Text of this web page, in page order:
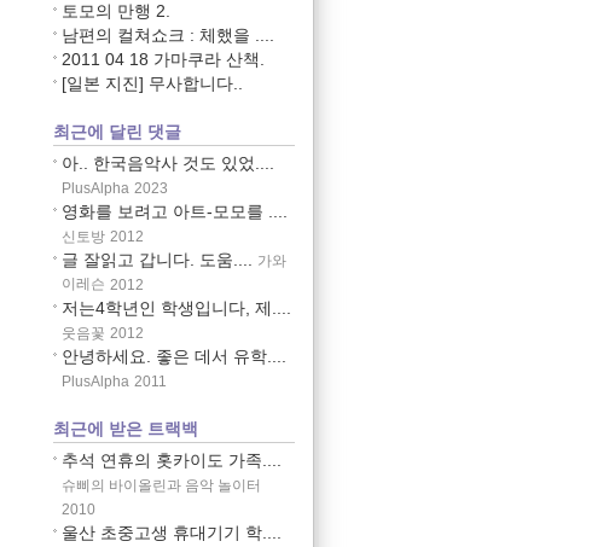
토모의 만행 2.
남편의 컬쳐쇼크 : 체했을 ....
2011 04 18 가마쿠라 산책.
[일본 지진] 무사합니다..
최근에 달린 댓글
아.. 한국음악사 것도 있었....
PlusAlpha 2023
영화를 보려고 아트-모모를 ....
신토방 2012
글 잘읽고 갑니다. 도움.... 가와
이레슨 2012
저는4학년인 학생입니다, 제....
웃음꽃 2012
안녕하세요. 좋은 데서 유학....
PlusAlpha 2011
최근에 받은 트랙백
추석 연휴의 홋카이도 가족....
슈삐의 바이올린과 음악 놀이터
2010
울산 초중고생 휴대기기 학....